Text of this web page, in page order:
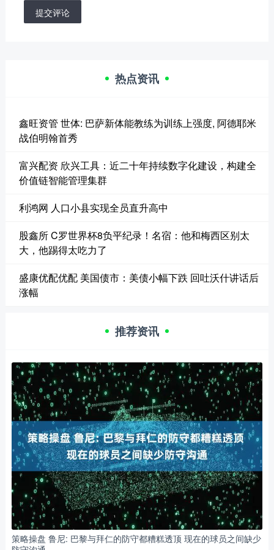
提交评论
热点资讯
鑫旺资管 世体: 巴萨新体能教练为训练上强度, 阿德耶米
战伯明翰首秀
富兴配资 欣兴工具：近二十年持续数字化建设，构建全
价值链智能管理集群
利鸿网 人口小县实现全员直升高中
股鑫所 C罗世界杯8负平纪录！名宿：他和梅西区别太
大，他踢得太吃力了
盛康优配优配 美国债市：美债小幅下跌 回吐沃什讲话后
涨幅
推荐资讯
策略操盘 鲁尼: 巴黎与拜仁的防守都糟糕透顶 现在的球员之间缺少